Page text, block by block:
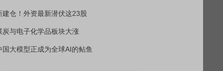
建仓！外资最新潜伏这23股
炭与电子化学品板块大涨
国大模型正成为全球AI的鲇鱼